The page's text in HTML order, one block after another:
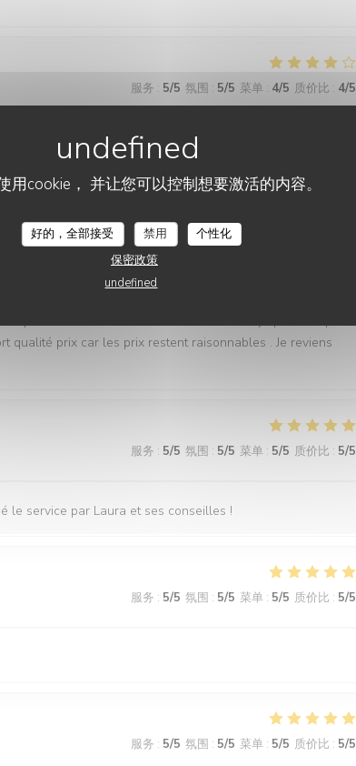
用cookie， 并让您可以控制想要激活的内容。
好的，全部接受 禁用
个性化
保密政策
undefined
服务 : 5/5 氛围 : 5/5 菜单 : 4/5 质价比 : 4/5
服务: 1 /5 氛围: 4/5 菜单: /5 质价比
服务:
que tout est fait maison. Décoration très sympa, idem pour
qualité prix car les prix restent raisonnables . Je reviens
服务 : 5/5 氛围 : 5/5 菜单 : 5/5 质价比 : 5/5
le service par Laura et ses conseilles !
服务 : 5/5 氛围 : 5/5 菜单 : 5/5 质价比 : 5/5
服务 : 5/5 氛围 : 5/5 菜单 : 5/5 质价比 : 5/5